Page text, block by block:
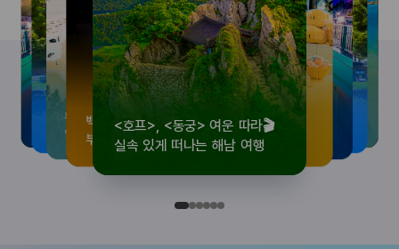
<호프>, <동궁> 여운 따라🎬
실속 있게 떠나는 해남 여행
로컬 감성 수집!
전국 로컬 기념품숍 3곳⭐
우리말이 더 재미있어지는
세종 한글 여행
숲길부터 천년 고찰까지!
마음에 쉼을 더하는 부안
뚜벅이 여행자 주목🚶
양양 1박 2일 코스
백제의 숨결을 따라,
부여에서 만나는 여름
<호프>, <동궁> 여운 따라🎬
실속 있게 떠나는 해남 여행
로컬 감성 수집!
전국 로컬 기념품숍 3곳⭐
우리말이 더 재미있어지는
세종 한글 여행
숲길부터 천년 고찰까지!
마음에 쉼을 더하는 부안
뚜벅이 여행자 주목🚶
양양 1박 2일 코스
백제의 숨결을 따라,
부여에서 만나는 여름
<호프>, <동궁> 여운 따라🎬
실속 있게 떠나는 해남 여행
로컬 감성 수집!
전국 로컬 기념품숍 3곳⭐
우리말이 더 재미있어지는
세종 한글 여행
숲길부터 천년 고찰까지!
마음에 쉼을 더하는 부안
뚜벅이 여행자 주목🚶
양양 1박 2일 코스
백제의 숨결을 따라,
부여에서 만나는 여름